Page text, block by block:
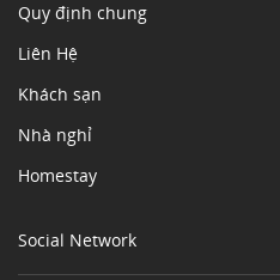
Quy định chung
Liên Hệ
Khách sạn
Nhà nghỉ
Homestay
Social Network